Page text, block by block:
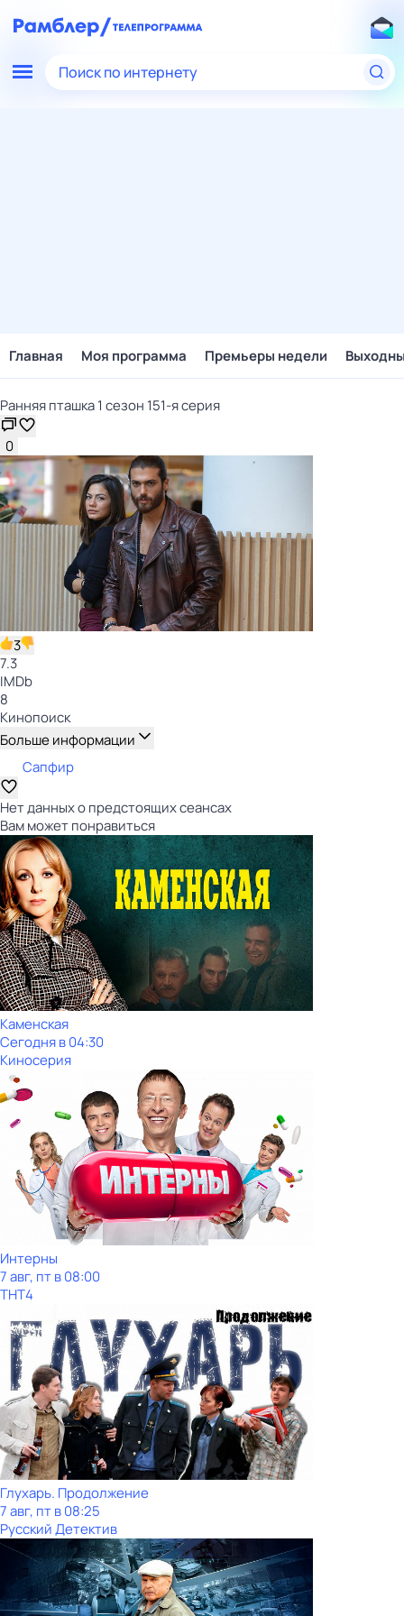
Поиск по интернету
Главная Моя программа Премьеры недели
Ранняя пташка 1 сезон 151-я серия
0
3
7.3
IMDb
8
Кинопоиск
Больше информации
Сапфир
Нет данных о предстоящих сеансах
Вам может понравиться
Каменская
Сегодня в 04:30
Киносерия
Интерны
7 авг, пт в 08:00
ТНТ4
Глухарь. Продолжение
7 авг, пт в 08:25
Русский Детектив